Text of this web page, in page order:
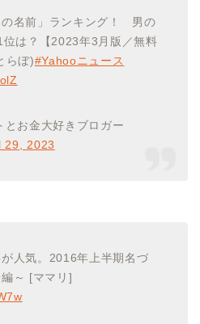
の名前」ランキング！ 男の
は？【2023年3月版／無料
らぼ)#Yahooニュース
お金大好きブロガー
29, 2023
人気。2016年上半期名づ
～ [ママリ]